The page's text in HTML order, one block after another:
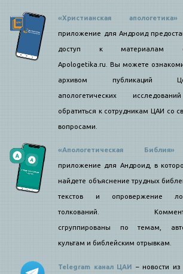
«Христианская апологетика»
приложение для Андроид
доступ к материалам
Apologetika.ru. Вы можете
архивом публикаций
апологетических
обратиться к сотрудникам ЦАИ со
вопросами.
«Апологетическая Библия»
приложение для Андроид, в
найдете объяснение трудных
текстов и опровержение
толкований.
сгруппированы по темам,
культам и библейским отрывкам.
Telegram канал ЦАИ – новости